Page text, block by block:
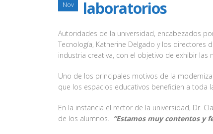
Nov
laboratorios
Autoridades de la universidad, encabezados
Tecnología, Katherine Delgado y los directores
industria creativa, con el objetivo de exhibir las
Uno de los principales motivos de la
que los espacios educativos beneficien a toda
En la instancia el rector de la universidad, Dr.
de los alumnos. “Estamos muy contentos y